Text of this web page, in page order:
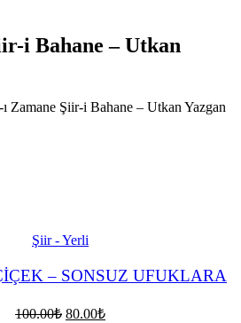
i Bahane – Utkan
Zamane Şiir-i Bahane – Utkan Yazgan
Şiir - Yerli
– SONSUZ UFUKLARA
100.00₺ Orijinal
80.00₺Şu